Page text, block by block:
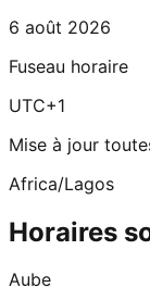
6 août 2026
Fuseau horaire
UTC+1
Mise à jour
Africa/Lagos
Horaires
Aube